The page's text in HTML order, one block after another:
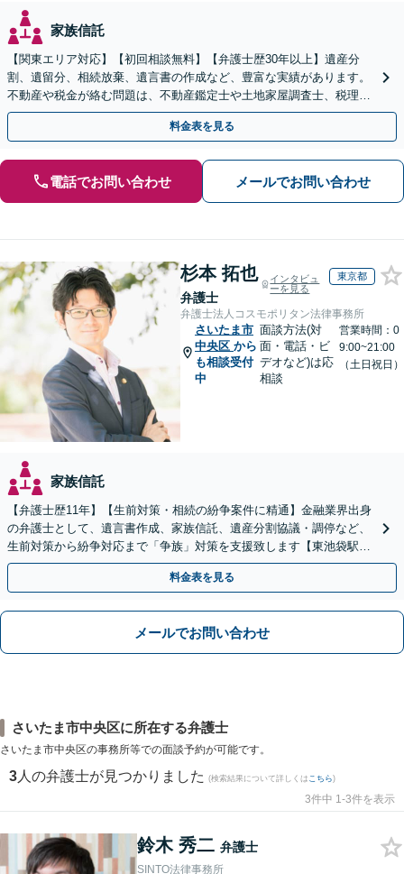
家族信託
【関東エリア対応】【初回相談無料】【弁護士歴30年以上】遺産分
割、遺留分、相続放棄、遺言書の作成など、豊富な実績があります。
不動産や税金が絡む問題は、不動産鑑定士や土地家屋調査士、税理士
と提携【事前予約で、休日・夜間面談可】【WEB面談可】
料金表を見る
電話でお問い合わせ メールでお問い合わせ
杉本 拓也
弁護士
インタビュ
ーを見る
東京都
弁護士法人コスモポリタン法律事務所
さいたま市
中央区 から
も相談受付
中
面談方法(対
面・電話・ビ
デオなど)は応
相談
営業時間：0
9:00~21:00
（土日祝日）
家族信託
【弁護士歴11年】【生前対策・相続の紛争案件に精通】金融業界出身
の弁護士として、遺言書作成、家族信託、遺産分割協議・調停など、
生前対策から紛争対応まで「争族」対策を支援致します【東池袋駅2
分】【初回面談無料】
料金表を見る
メールでお問い合わせ
さいたま市中央区に所在する弁護士
さいたま市中央区の事務所等での面談予約が可能です。
3 人の弁護士が見つかりました (検索結果について詳しくは こちら)
3件中 1-3件を表示
鈴木 秀二 弁護士
SINTO法律事務所